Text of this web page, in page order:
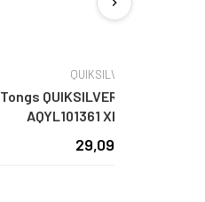
QUIKSILVER
Tongs QUIKSILVER pour Homme
29,09 €
chevron_right